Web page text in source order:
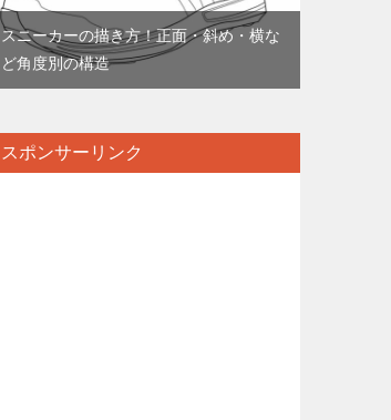
スニーカーの描き方！正面・斜め・横な
ど角度別の構造
スポンサーリンク